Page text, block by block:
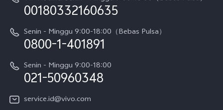
V70 FE
Y05
X300 Pro
Gerai Terdekat
Harga Spare Part
Otentikasi IMEI
Kebijakan Garansi vivo
Layanan Perbaikan Antar Jemput
Pemberitahuan Hukum
Tentang Kami
Pusat Privasi vivo
00180332160635
Senin - Minggu 9:00-18:00（Bebas Pulsa）
0800-1-401891
Senin - Minggu 9:00-18:00
021-50960348
service.id@vivo.com